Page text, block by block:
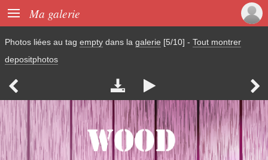
 Ma galerie
Photos liées au tag empty dans la galerie [5/10] - Tout montrer
depositphotos
   